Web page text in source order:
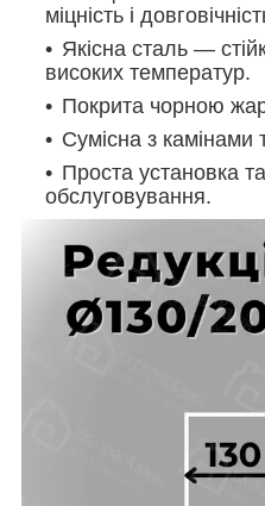
міцність і
Якісна сталь —
високих температур.
Покрита чорною
Сумісна з камінами
Проста установка
обслуговування.